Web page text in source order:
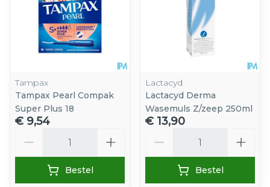
Tampax
Tampax Pearl Compak
Super Plus 18
€ 9,54
Bestel
Lactacyd
Lactacyd Derma
Wasemuls Z/zeep 250ml
€ 13,90
Bestel